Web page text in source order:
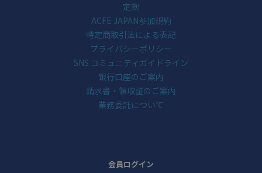
定款
ACFE JAPAN参加規約
特定商取引法による表記
プライバシーポリシー
SNS コミュニティガイドライン
銀行口座のご案内
請求書・領収証のご案内
業務委託について
会員ログイン